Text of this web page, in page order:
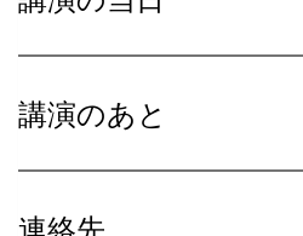
講演のあと
連絡先